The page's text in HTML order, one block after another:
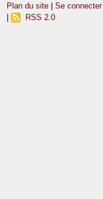
Plan du site |Se connecter
RSS 2.0